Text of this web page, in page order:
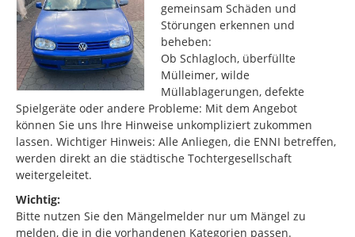
gemeinsam Schäden und
Störungen erkennen und
beheben:
Ob Schlagloch, überfüllte
Mülleimer, wilde
Müllablagerungen, defekte
Spielgeräte oder andere Probleme: Mit dem Angebot
können Sie uns Ihre Hinweise unkompliziert zukommen
lassen. Wichtiger Hinweis: Alle Anliegen, die ENNI betreffen,
werden direkt an die städtische Tochtergesellschaft
weitergeleitet.
Wichtig:
Bitte nutzen Sie den Mängelmelder nur um Mängel zu
melden, die in die vorhandenen Kategorien passen.